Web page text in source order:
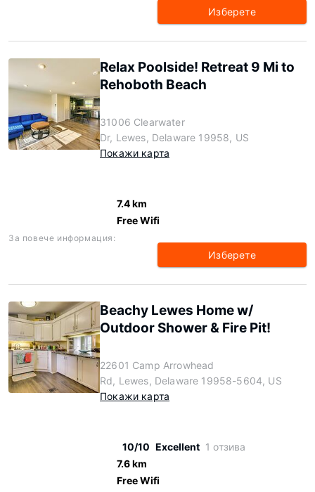
Изберете
Relax Poolside! Retreat 9 Mi to
Rehoboth Beach
31006 Clearwater
Dr, Lewes, Delaware 19958, US
Покажи карта
7.4 km
Free Wifi
За повече информация:
Изберете
Beachy Lewes Home w/
Outdoor Shower & Fire Pit!
22601 Camp Arrowhead
Rd, Lewes, Delaware 19958-5604, US
Покажи карта
10/10 Excellent 1 отзива
7.6 km
Free Wifi